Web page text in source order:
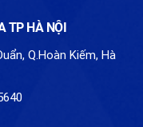
TP HÀ NỘI
Q.Hoàn Kiếm, Hà